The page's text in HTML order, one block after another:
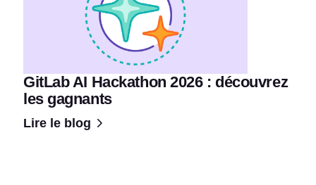
GitLab AI Hackathon 2026 : découvrez
les gagnants
Lire le blog